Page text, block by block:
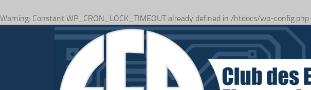
Warning: Constant WP_CRON_LOCK_TIMEOUT already defined in /htdocs/wp-config.php
Skip to content